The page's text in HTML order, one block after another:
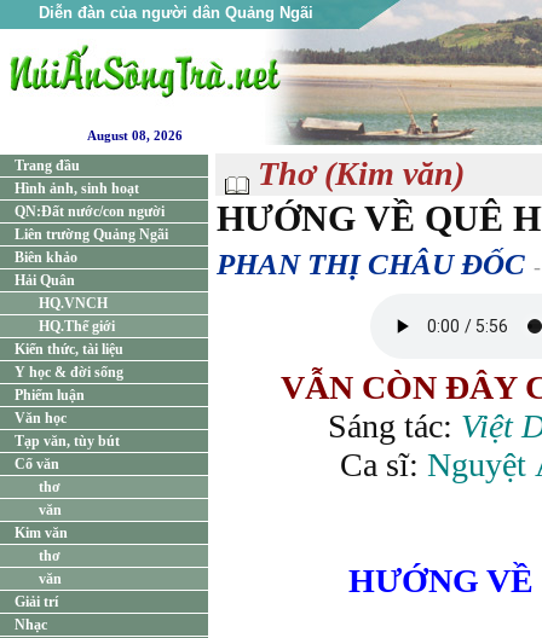
Diễn đàn của người dân Quảng Ngãi
August 08, 2026
Trang đầu
Hình ảnh, sinh hoạt
QN:Đất nước/con người
Liên trường Quảng Ngãi
Biên khảo
Hải Quân
HQ.VNCH
HQ.Thế giới
Kiến thức, tài liệu
Y học & đời sống
Phiếm luận
Văn học
Tạp văn, tùy bút
Cổ văn
thơ
văn
Kim văn
thơ
văn
Giải trí
Nhạc
Thơ (Kim văn)
HƯỚNG VỀ QUÊ
PHAN THỊ CHÂU ĐỐC
VẪN CÒN ĐÂY
Sáng tác: Việt
Ca sĩ: Nguyệt
HƯỚNG